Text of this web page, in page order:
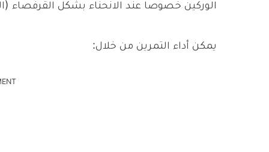
الوركين خصوصا عند الانحناء بشكل القرفصاء
يمكن أداء التمرين من خلال: